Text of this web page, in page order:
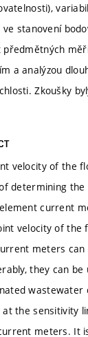
stanovení
a analýzou
Zkoušky
velocity of the
determining
current
velocity of the
meters can
they can
wastewater
the sensitivity
meters. It